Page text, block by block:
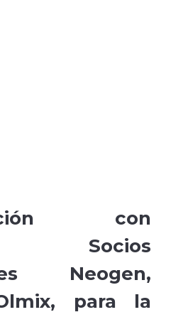
con
Socios
Neogen,
para la